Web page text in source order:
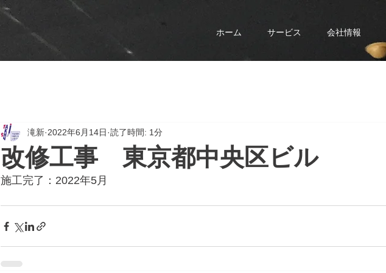
ホーム サービス 会社情報
改修工事 東京都中央区ビル
滝新 2022年6月14日 読了時間: 1分
施工完了：2022年5月